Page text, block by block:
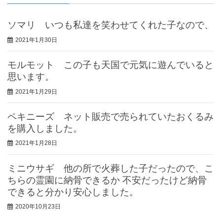
ソマリ いつも私達を笑わせてくれた子なので、
2021年1月30日
モルモット この子も天国で元気に遊んでいると
思います。
2021年1月29日
ペキニーズ ネット販売で売られていたおくるみ
を購入しました。
2021年1月28日
ミニウサギ 他の所で火葬した子だったので、こ
ちらの霊園に納骨できるか 不安だったけど納骨
できると分かり安心しました。
2020年10月23日